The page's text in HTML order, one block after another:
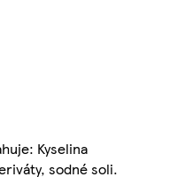
Kyselina
sodné soli.